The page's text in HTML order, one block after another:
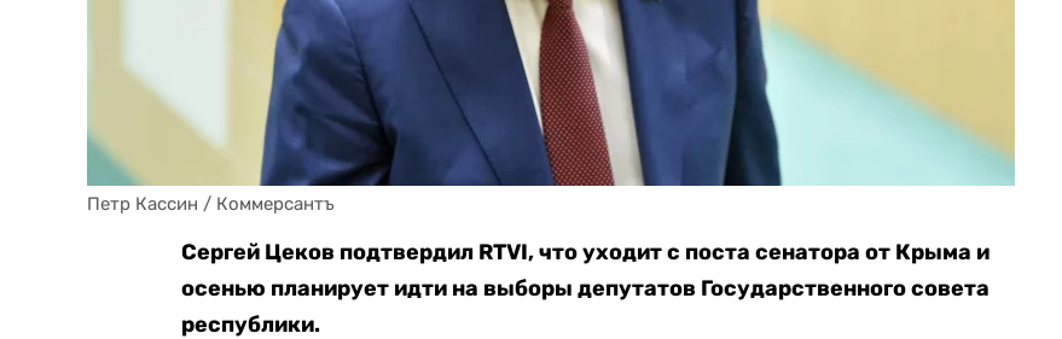
Петр Кассин / Коммерсантъ
Сергей Цеков подтвердил RTVI, что уходит с поста сенатора от Крыма и
осенью планирует идти на выборы депутатов Государственного совета
республики.